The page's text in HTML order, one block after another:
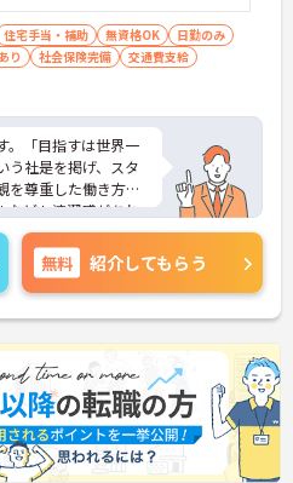
しながら、無理のな
イルなどの制限が
した働き方を叶えら
17日のリフレッシ
身のゆとりを維持で
制度で、将来の安
得サポートが整備
可能な再雇用制度が
安定して長く活躍し
住宅手当・補助 無資格OK
日勤のみ
り 社会保険完備
交通費支給
。「目指すは世界一
う社是を掲げ、スタ
を尊重した働き方を
なども清潔感があれ
らしいスタイルで無
の頑張りやチーム
る特別報酬としてし
チベーションを維持
残業は少なく、月9日
レッシュ休暇も用意
間を大切にできる環
制度により70歳まで
完備されているな
を築いていける職場
なフォロー体制があ
ながら更なるスキル
無料 紹介してもらう